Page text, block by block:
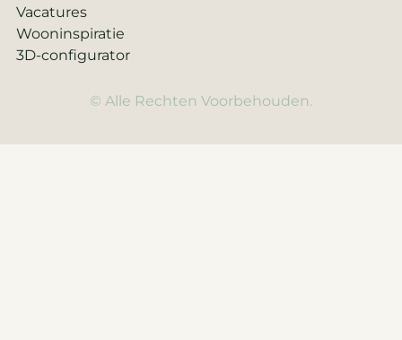
Vacatures
Wooninspiratie
3D-configurator
© Alle Rechten Voorbehouden.